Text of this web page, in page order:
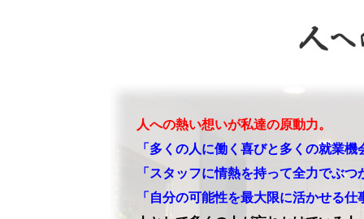
人への熱い想いが私達の原動力。
「多くの人に働く喜びと多くの就業機
「スタッフに情熱を持って全力でぶ
「自分の可能性を最大限に活かせる